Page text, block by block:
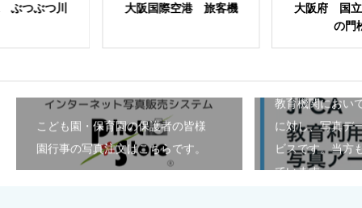
ぶつぶつ川 大阪国際空港 旅客機
大阪府 国立
の門
こども園・保育園の保護者の皆様
園行事の写真注文はこちらです。
教育機関におい
に対し、写真デ
ビスです。当方
ています。